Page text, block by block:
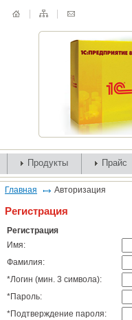
Продукты Прайс
Главная Авторизация
Регистрация
Регистрация
Имя:
Фамилия:
*Логин (мин. 3 символа):
*Пароль:
*Подтверждение пароля: